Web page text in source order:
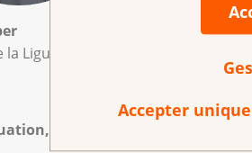
Accepter
Ligue suisse contre le cancer
quelle réponse apporte la